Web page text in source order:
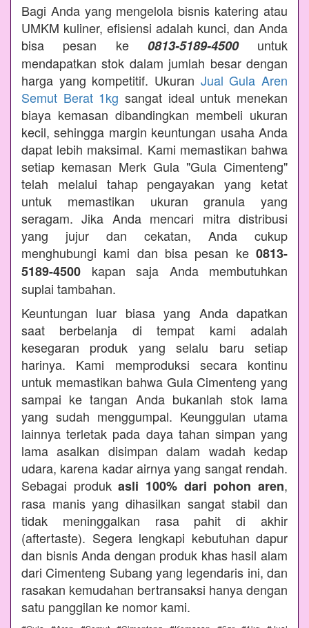
Bagi Anda yang mengelola bisnis katering atau
UMKM kuliner, efisiensi adalah kunci, dan Anda
bisa pesan ke 0813-5189-4500untuk
mendapatkan stok dalam jumlah besar dengan
harga yang kompetitif. Ukuran Jual Gula Aren
Semut Berat 1kg sangat ideal untuk menekan
biaya kemasan dibandingkan membeli ukuran
kecil, sehingga margin keuntungan usaha Anda
dapat lebih maksimal. Kami memastikan bahwa
setiap kemasan Merk Gula "Gula Cimenteng"
telah melalui tahap pengayakan yang ketat
untuk memastikan ukuran granula yang
seragam. Jika Anda mencari mitra distribusi
yang jujur dan cekatan, Anda cukup
menghubungi kami dan bisa pesan ke 0813-
5189-4500 kapan saja Anda membutuhkan
suplai tambahan.
Keuntungan luar biasa yang Anda dapatkan
saat berbelanja di tempat kami adalah
kesegaran produk yang selalu baru setiap
harinya. Kami memproduksi secara kontinu
untuk memastikan bahwa Gula Cimenteng yang
sampai ke tangan Anda bukanlah stok lama
yang sudah menggumpal. Keunggulan utama
lainnya terletak pada daya tahan simpan yang
lama asalkan disimpan dalam wadah kedap
udara, karena kadar airnya yang sangat rendah.
Sebagai produkasli 100% dari pohon aren,
rasa manis yang dihasilkan sangat stabil dan
tidak meninggalkan rasa pahit di akhir
(aftertaste). Segera lengkapi kebutuhan dapur
dan bisnis Anda dengan produk khas hasil alam
dari Cimenteng Subang yang legendaris ini, dan
rasakan kemudahan bertransaksi hanya dengan
satu panggilan ke nomor kami.